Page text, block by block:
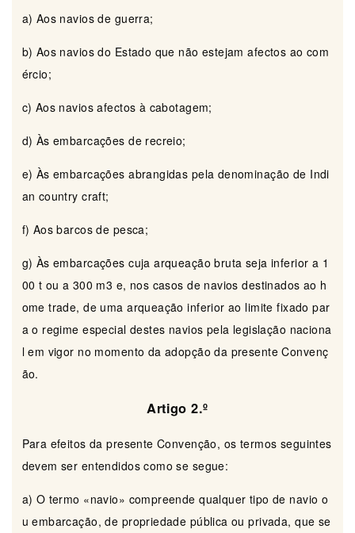
a) Aos navios de guerra;
b) Aos navios do Estado que não estejam afectos ao com
ércio;
c) Aos navios afectos à cabotagem;
d) Às embarcações de recreio;
e) Às embarcações abrangidas pela denominação de Indi
an country craft;
f) Aos barcos de pesca;
g) Às embarcações cuja arqueação bruta seja inferior a 1
00 t ou a 300 m3 e, nos casos de navios destinados ao h
ome trade, de uma arqueação inferior ao limite fixado par
a o regime especial destes navios pela legislação naciona
l em vigor no momento da adopção da presente Convenç
ão.
Artigo 2.º
Para efeitos da presente Convenção, os termos seguintes
devem ser entendidos como se segue:
a) O termo «navio» compreende qualquer tipo de navio o
u embarcação, de propriedade pública ou privada, que se